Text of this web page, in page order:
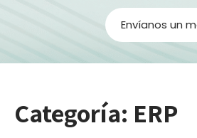
o
Envíanos un
Categoría: ERP